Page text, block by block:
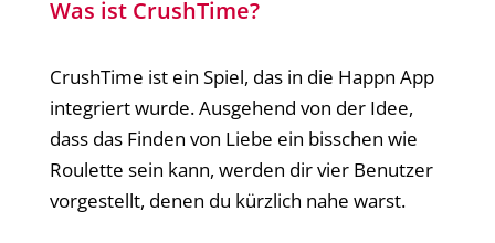
Was ist CrushTime?
CrushTime ist ein Spiel, das in die Happn App
integriert wurde. Ausgehend von der Idee,
dass das Finden von Liebe ein bisschen wie
Roulette sein kann, werden dir vier Benutzer
vorgestellt, denen du kürzlich nahe warst.